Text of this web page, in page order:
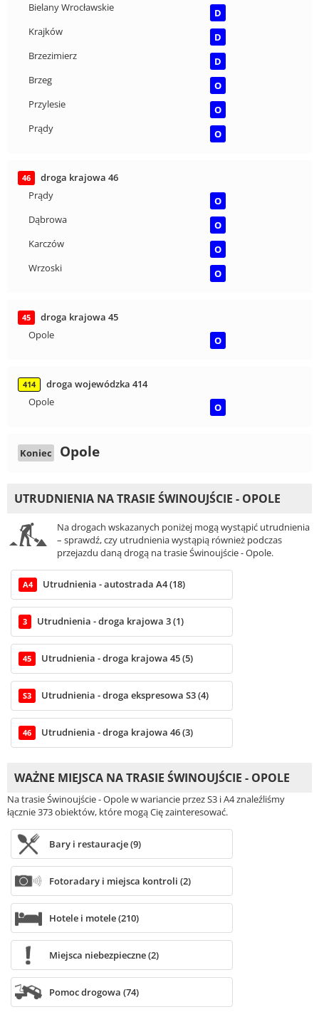
Bielany Wrocławskie
D
Krajków
D
Brzezimierz
D
Brzeg
O
Przylesie
O
Prądy
O
46
droga krajowa 46
Prądy
O
Dąbrowa
O
Karczów
O
Wrzoski
O
45
droga krajowa 45
Opole
O
414
droga wojewódzka 414
Opole
O
Koniec Opole
UTRUDNIENIA NA TRASIE ŚWINOUJŚCIE - OPOLE
Na drogach wskazanych poniżej mogą wystąpić utrudnienia
– sprawdź, czy utrudnienia wystąpią również podczas
przejazdu daną drogą na trasie Świnoujście - Opole.
A4 Utrudnienia - autostrada A4 (18)
3 Utrudnienia - droga krajowa 3 (1)
45 Utrudnienia - droga krajowa 45 (5)
S3 Utrudnienia - droga ekspresowa S3 (4)
46 Utrudnienia - droga krajowa 46 (3)
WAŻNE MIEJSCA NA TRASIE ŚWINOUJŚCIE - OPOLE
Na trasie Świnoujście - Opole w wariancie przez S3 i A4 znaleźliśmy
łącznie 373 obiektów, które mogą Cię zainteresować.
Bary i restauracje (9)
Fotoradary i miejsca kontroli (2)
Hotele i motele (210)
Miejsca niebezpieczne (2)
Pomoc drogowa (74)